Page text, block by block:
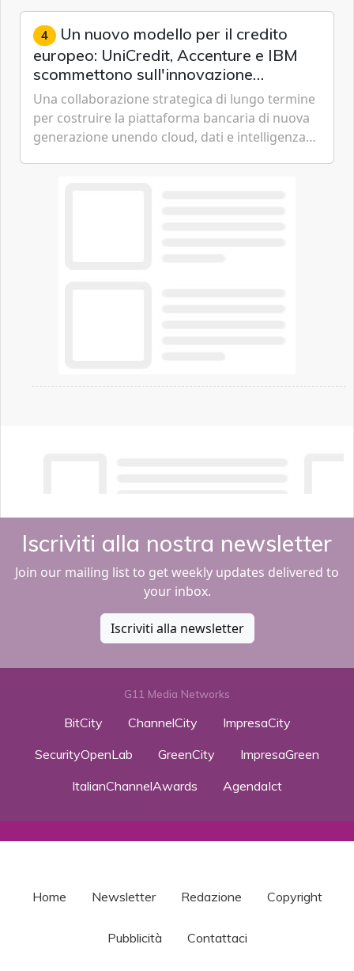
artificiale dell'azienda di Mark Zuckerberg.
4 Un nuovo modello per il credito
europeo: UniCredit, Accenture e IBM
scommettono sull'innovazione
tecnologica
Una collaborazione strategica di lungo termine
per costruire la piattaforma bancaria di nuova
generazione unendo cloud, dati e intelligenza
Iscriviti alla nostra newsletter
Join our mailing list to get weekly updates delivered to
your inbox.
Iscriviti alla newsletter
G11 Media Networks
BitCity ChannelCity
ImpresaCity
SecurityOpenLab
GreenCity
ImpresaGreen
ItalianChannelAwards
AgendaIct
Home Newsletter Redazione Copyright
Pubblicità Contattaci